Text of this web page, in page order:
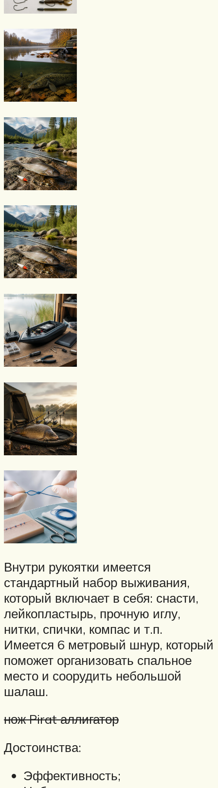
Внутри рукоятки имеется
стандартный набор выживания,
который включает в себя: снасти,
лейкопластырь, прочную иглу,
нитки, спички, компас и т.п.
Имеется 6 метровый шнур, который
поможет организовать спальное
место и соорудить небольшой
шалаш.
нож Pirat аллигатор
Достоинства:
Эффективность;